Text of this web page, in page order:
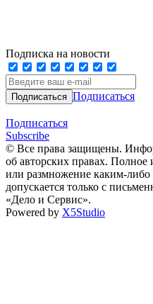
Подписка на новости
Подписаться
Подписаться
Subscribe
© Все права защищены.
об авторских правах. Полное
или размножение каким-либо
допускается только с
«Дело и Сервис».
Powered by X5Studio